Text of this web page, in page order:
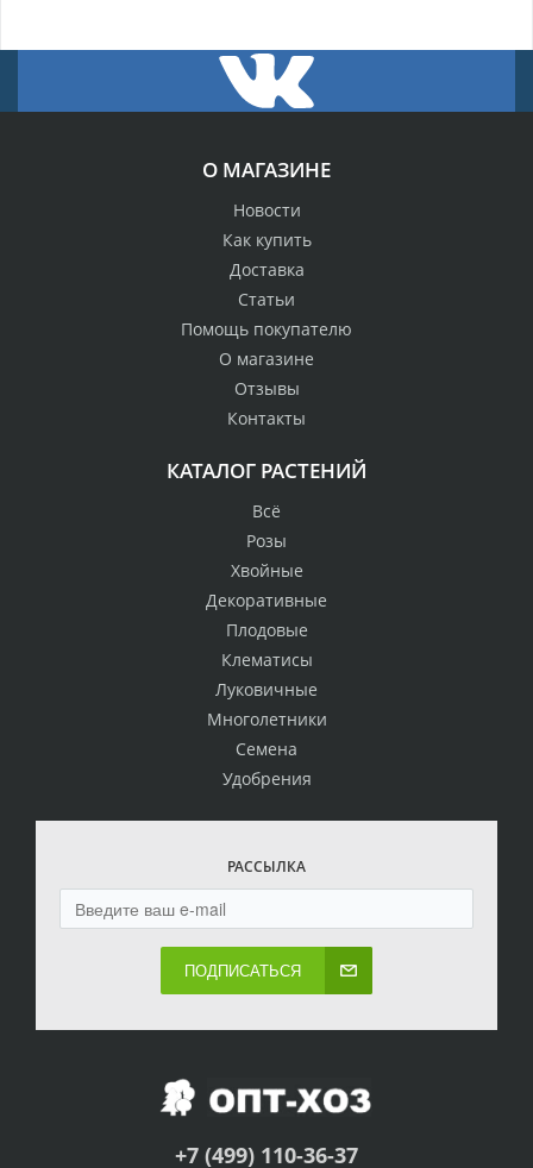
О МАГАЗИНЕ
Новости
Как купить
Доставка
Статьи
Помощь покупателю
О магазине
Отзывы
Контакты
КАТАЛОГ РАСТЕНИЙ
Всё
Розы
Хвойные
Декоративные
Плодовые
Клематисы
Луковичные
Многолетники
Семена
Удобрения
РАССЫЛКА
ПОДПИСАТЬСЯ
+7 (499) 110-36-37